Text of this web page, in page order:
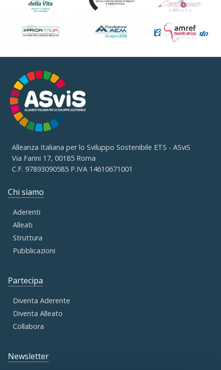
Alleanza Italiana per lo Sviluppo Sostenibile ETS - ASviS
Via Farini 17, 00185 Roma
C.F. 97893090585 P.IVA 14610671001
Chi siamo
Aderenti
Alleati
Struttura
Pubblicazioni
Partecipa
Diventa Aderente
Diventa Alleato
Collabora
Newsletter